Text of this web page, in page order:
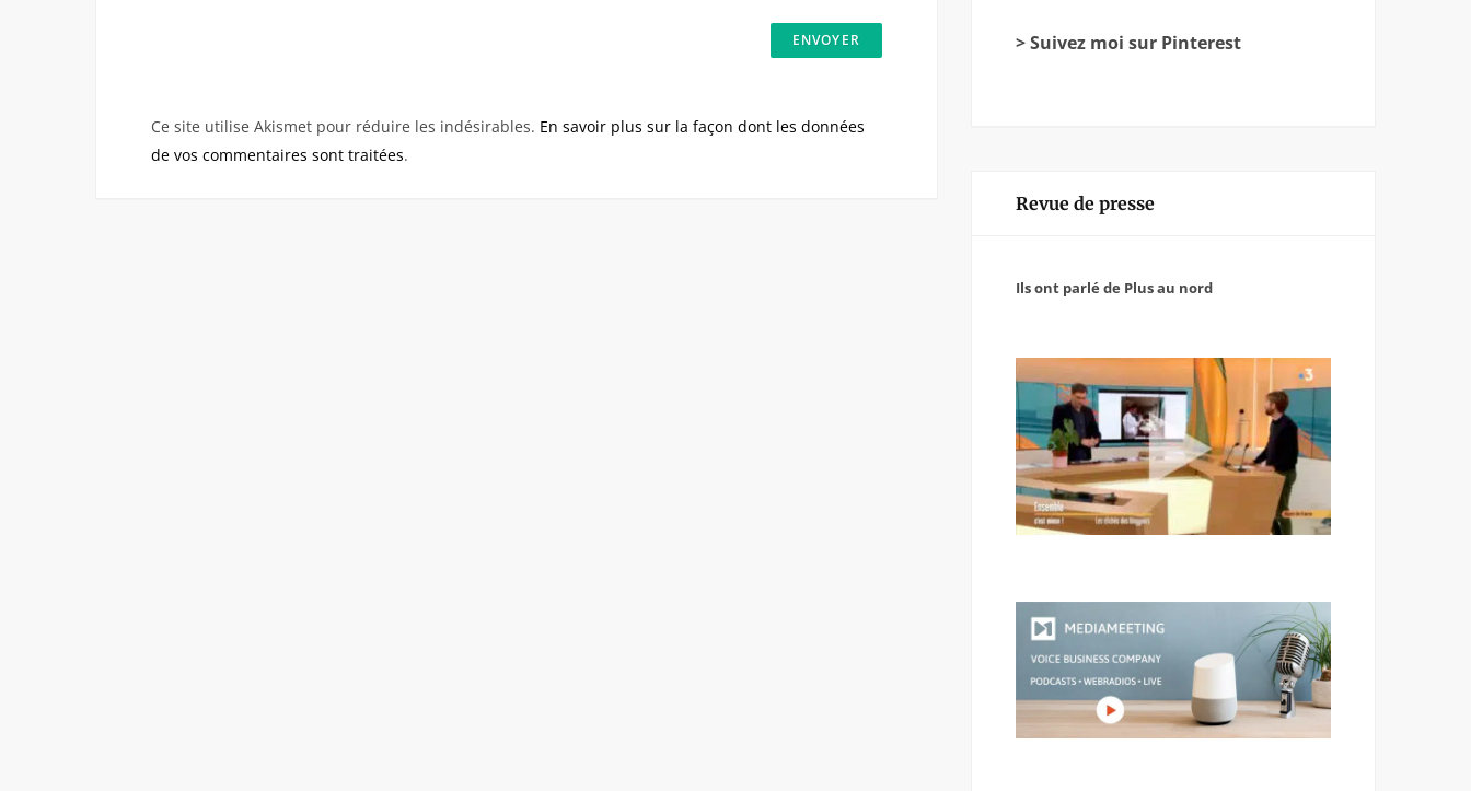
Ce site utilise Akismet pour réduire les indésirables. En savoir plus sur la façon dont les données
de vos commentaires sont traitées.
> Suivez moi sur Pinterest
Revue de presse
Ils ont parlé de Plus au nord